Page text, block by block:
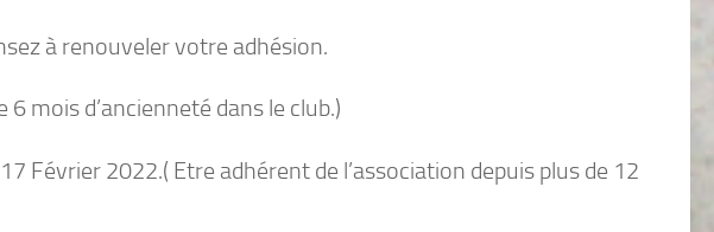
à renouveler votre adhésion.
mois d’ancienneté dans le club.)
Février 2022.( Etre adhérent de l’association depuis plus de 12